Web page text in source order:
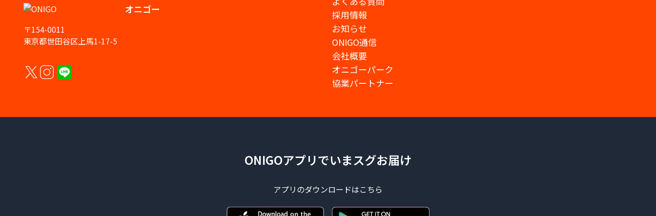
オニゴー
〒154-0011
東京都世田谷区上馬1-17-5
採用情報
お知らせ
ONIGO通信
会社概要
オニゴーパーク
協業パートナー
ONIGOアプリでいまスグお届け
アプリのダウンロードはこちら